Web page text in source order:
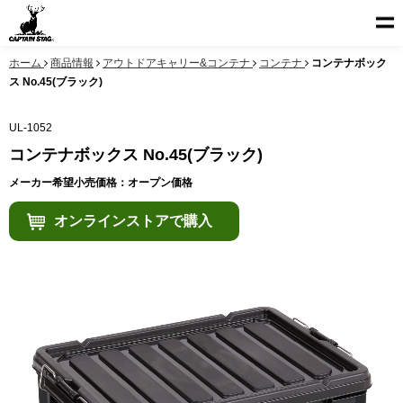
ホーム 商品情報 アウトドアキャリー&コンテナ コンテナ
コンテナボック
ス No.45(ブラック)
UL-1052
コンテナボックス No.45(ブラック)
メーカー希望小売価格：オープン価格
オンラインストアで購入